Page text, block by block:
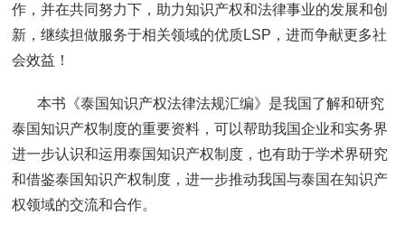
作，并在共同努力下，助力知识产权和法律事业的发展和创
新，继续担做服务于相关领域的优质LSP，进而争献更多社
会效益！
本书《泰国知识产权法律法规汇编》是我国了解和研究
泰国知识产权制度的重要资料，可以帮助我国企业和实务界
进一步认识和运用泰国知识产权制度，也有助于学术界研究
和借鉴泰国知识产权制度，进一步推动我国与泰国在知识产
权领域的交流和合作。